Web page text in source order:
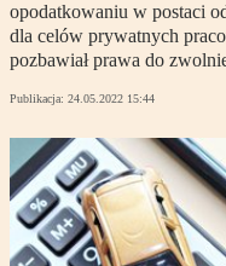
opodatkowaniu w postaci
dla celów prywatnych
pozbawiał prawa do
Publikacja: 24.05.2022 15:44